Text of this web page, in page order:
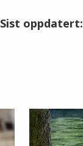
Sist oppdatert: